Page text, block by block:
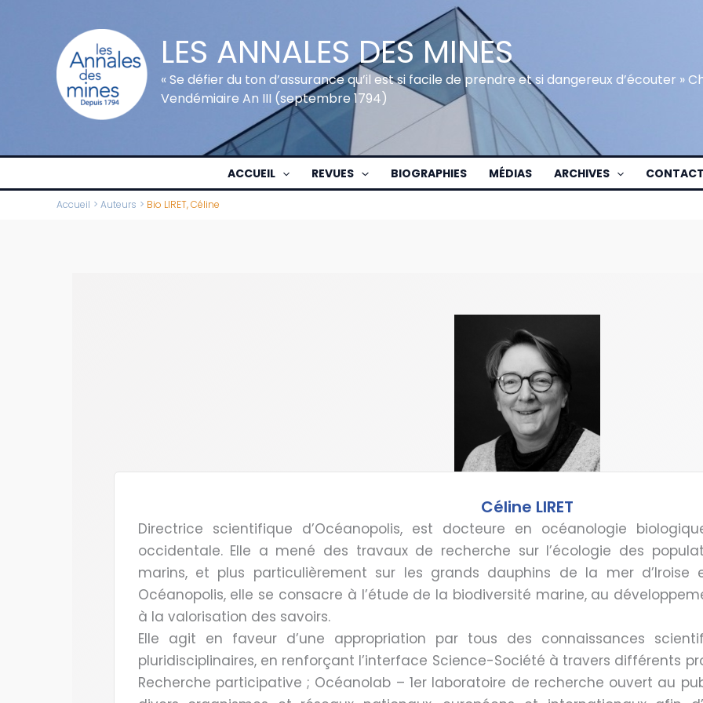
LES ANNALES DES MINES
« Se défier du ton d’assurance qu’il est si facile de prendre et si dangereux d’écouter »
Vendémiaire An III (septembre 1794)
ACCUEIL REVUES BIOGRAPHIES MÉDIAS ARCHIVES CONTACT
Accueil Auteurs Bio LIRET, Céline
Céline LIRET
Directrice scientifique d’Océanopolis, est docteure en océanologie
occidentale. Elle a mené des travaux de recherche sur l’écologie des
marins, et plus particulièrement sur les grands dauphins de la mer d’Iroise
Océanopolis, elle se consacre à l’étude de la biodiversité marine, au
à la valorisation des savoirs.
Elle agit en faveur d’une appropriation par tous des connaissances
pluridisciplinaires, en renforçant l’interface Science-Société à travers différents
Recherche participative ; Océanolab – 1er laboratoire de recherche ouvert au